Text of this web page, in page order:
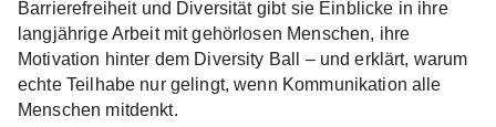
Barrierefreiheit und Diversität gibt sie Einblicke in ihre
langjährige Arbeit mit gehörlosen Menschen, ihre
Motivation hinter dem Diversity Ball – und erklärt, warum
echte Teilhabe nur gelingt, wenn Kommunikation alle
Menschen mitdenkt.